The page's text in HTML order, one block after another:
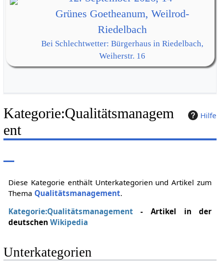
Grünes Goetheanum, Weilrod-
Riedelbach
Bei Schlechtwetter: Bürgerhaus in Riedelbach,
Weiherstr. 16
Hilfe
Kategorie:Qualitätsmanagem
ent
Diese Kategorie enthält Unterkategorien und Artikel zum
Thema Qualitätsmanagement.
Kategorie:Qualitätsmanagement - Artikel in der
deutschen Wikipedia
Unterkategorien